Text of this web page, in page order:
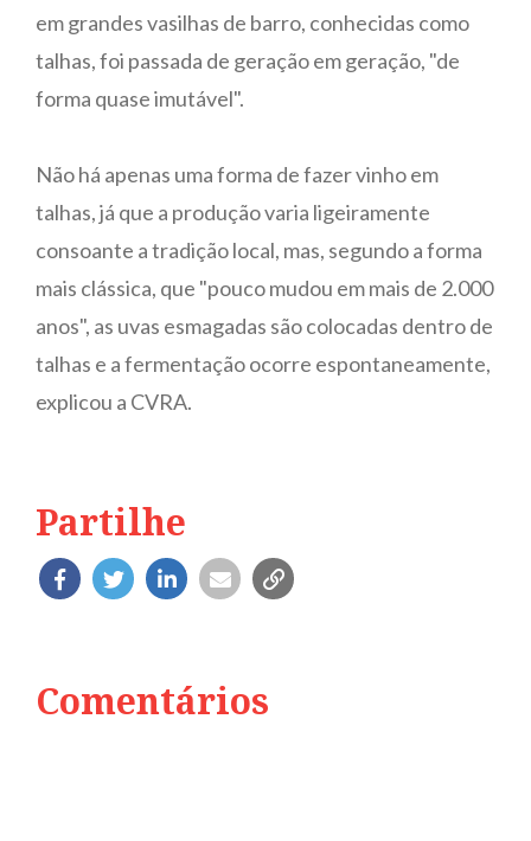
em grandes vasilhas de barro, conhecidas como
talhas, foi passada de geração em geração, "de
forma quase imutável".
Não há apenas uma forma de fazer vinho em
talhas, já que a produção varia ligeiramente
consoante a tradição local, mas, segundo a forma
mais clássica, que "pouco mudou em mais de 2.000
anos", as uvas esmagadas são colocadas dentro de
talhas e a fermentação ocorre espontaneamente,
explicou a CVRA.
Partilhe
Comentários